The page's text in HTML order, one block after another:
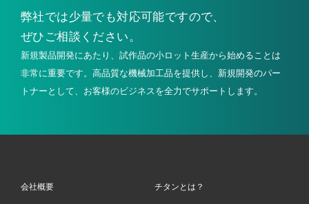
弊社では少量でも対応可能ですので、
ぜひご相談ください。
新規製品開発にあたり、試作品の小ロット生産から始めることは
非常に重要です。高品質な機械加工品を提供し、新規開発のパー
トナーとして、お客様のビジネスを全力でサポートします。
会社概要 チタンとは？